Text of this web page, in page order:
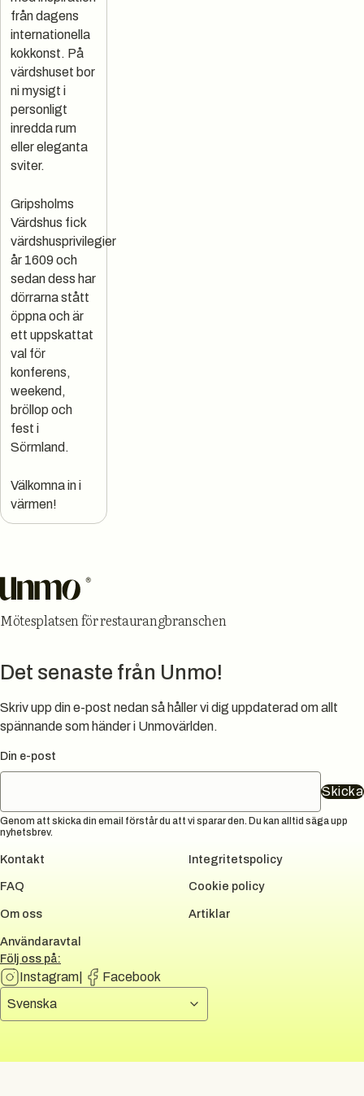
från dagens
internationella
kokkonst. På
värdshuset bor
ni mysigt i
personligt
inredda rum
eller eleganta
sviter.
​Gripsholms
Värdshus fick
värdshusprivilegier
år 1609 och
sedan dess har
dörrarna stått
öppna och är
ett uppskattat
val för
konferens,
weekend,
bröllop och
fest i
Sörmland.
Välkomna in i
värmen!
Mötesplatsen för restaurangbranschen
Det senaste från Unmo!
Skriv upp din e-post nedan så håller vi dig uppdaterad om allt
spännande som händer i Unmovärlden.
Din e-post
Skicka
Genom att skicka din email förstår du att vi sparar den. Du kan alltid säga upp
nyhetsbrev.
Kontakt
FAQ
Om oss
Användaravtal
Integritetspolicy
Cookie policy
Artiklar
Följ oss på:
Instagram
Facebook
Välj språk
Svenska